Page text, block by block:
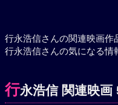
行永浩信さんの関連映画作
行永浩信さんの気になる情
行永浩信 関連映画